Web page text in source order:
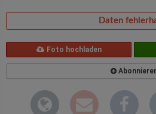
Daten
Foto hochladen
n